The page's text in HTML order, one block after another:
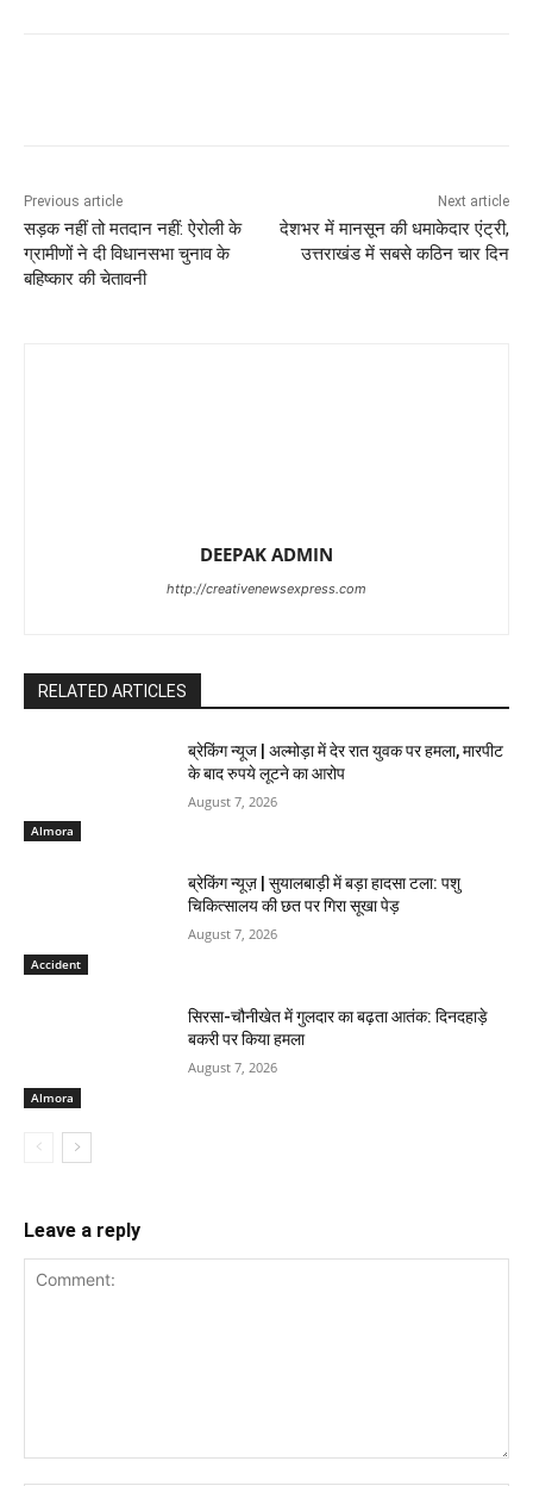
Previous article
सड़क नहीं तो मतदान नहीं: ऐरोली के
ग्रामीणों ने दी विधानसभा चुनाव के
बहिष्कार की चेतावनी
Next article
देशभर में मानसून की धमाकेदार एंट्री,
उत्तराखंड में सबसे कठिन चार दिन
DEEPAK ADMIN
http://creativenewsexpress.com
RELATED ARTICLES
Almora
ब्रेकिंग न्यूज | अल्मोड़ा में देर रात युवक पर हमला, मारपीट
के बाद रुपये लूटने का आरोप
August 7, 2026
Accident
ब्रेकिंग न्यूज़ | सुयालबाड़ी में बड़ा हादसा टला: पशु
चिकित्सालय की छत पर गिरा सूखा पेड़
August 7, 2026
Almora
सिरसा-चौनीखेत में गुलदार का बढ़ता आतंक: दिनदहाड़े
बकरी पर किया हमला
August 7, 2026
Leave a reply